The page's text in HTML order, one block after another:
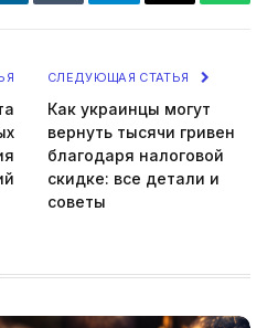
СЛЕДУЮЩАЯ СТАТЬЯ
Как украинцы могут
вернуть тысячи гривен
благодаря налоговой
скидке: все детали и
советы